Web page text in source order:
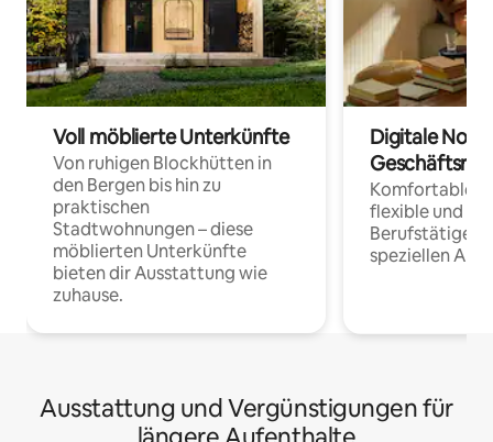
Voll möblierte Unterkünfte
Von ruhigen Blockhütten in
den Bergen bis hin zu
praktischen
Stadtwohnungen – diese
möblierten Unterkünfte
bieten dir Ausstattung wie
zuhause.
Digitale
Komfortable
flexible und
Berufstätige
speziellen
Ausstattung und Vergünstigungen für